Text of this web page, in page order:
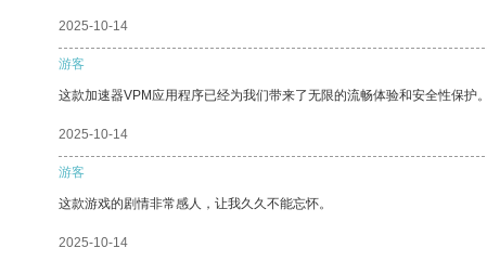
2025-10-14
游客
这款加速器VPM应用程序已经为我们带来了无限的流畅体验和安全性保护。
2025-10-14
游客
这款游戏的剧情非常感人，让我久久不能忘怀。
2025-10-14